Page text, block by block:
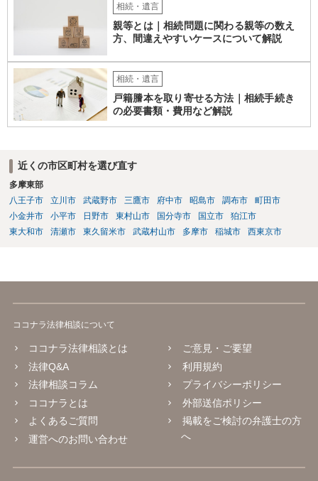
相続・遺言
親等とは｜相続問題に関わる親等の数え
方、間違えやすいケースについて解説
相続・遺言
戸籍謄本を取り寄せる方法｜相続手続き
の必要書類・費用など解説
近くの市区町村を選び直す
多摩東部
八王子市
立川市 武蔵野市 三鷹市 府中市 昭島市 調布市
町田市
小金井市
小平市 日野市 東村山市 国分寺市 国立市
狛江市
東大和市
清瀬市 東久留米市 武蔵村山市 多摩市 稲城市 西東京市
ココナラ法律相談について
ココナラ法律相談とは
法律Q&A
法律相談コラム
ココナラとは
よくあるご質問
運営へのお問い合わせ
ご意見・ご要望
利用規約
プライバシーポリシー
外部送信ポリシー
掲載をご検討の弁護士の方
へ